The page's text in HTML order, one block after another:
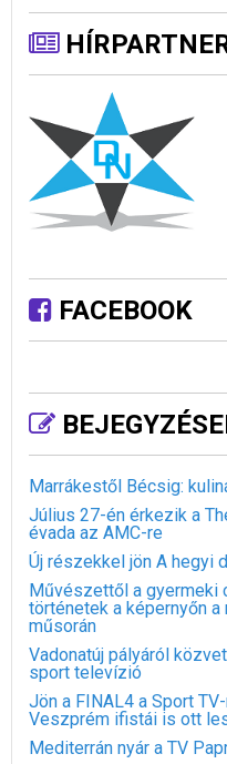
FACEBOOK
Marrákestől Bécsig:
Július 27-én érkezik a
évada az AMC-re
Új részekkel jön A hegyi
Művészettől a gyermeki
történetek a képernyőn a
műsorán
Vadonatúj pályáról
sport televízió
Jön a FINAL4 a Sport
Veszprém ifistái is ott
Mediterrán nyár a TV